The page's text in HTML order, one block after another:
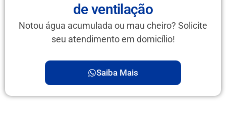
de ventilação
Notou água acumulada ou mau cheiro? Solicite
seu atendimento em domicílio!
Saiba Mais